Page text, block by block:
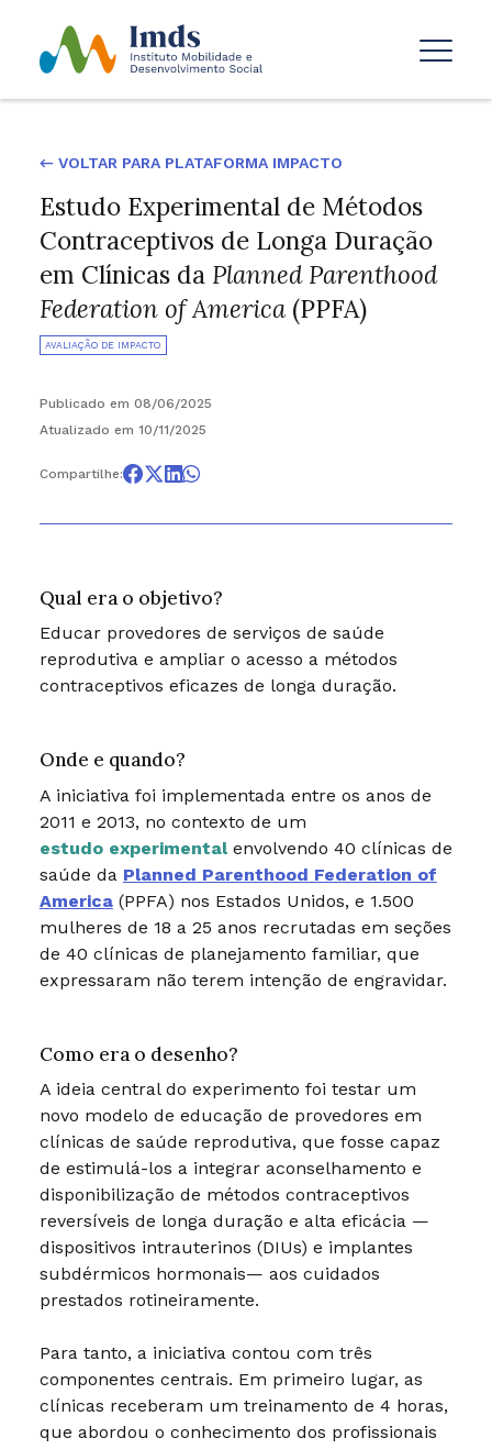
← VOLTAR PARA PLATAFORMA IMPACTO
Estudo Experimental de Métodos
Contraceptivos de Longa Duração
em Clínicas da Planned Parenthood
Federation of America(PPFA)
AVALIAÇÃO DE IMPACTO
Publicado em 08/06/2025
Atualizado em 10/11/2025
Compartilhe:
Qual era o objetivo?
Educar provedores de serviços de saúde
reprodutiva e ampliar o acesso a métodos
contraceptivos eficazes de longa duração.
Onde e quando?
A iniciativa foi implementada entre os anos de
2011 e 2013, no contexto de um
estudo experimentalenvolvendo 40 clínicas de
saúde da Planned Parenthood Federation of
America(PPFA) nos Estados Unidos, e 1.500
mulheres de 18 a 25 anos recrutadas em seções
de 40 clínicas de planejamento familiar, que
expressaram não terem intenção de engravidar.
Como era o desenho?
A ideia central do experimento foi testar um
novo modelo de educação de provedores em
clínicas de saúde reprodutiva, que fosse capaz
de estimulá-los a integrar aconselhamento e
disponibilização de métodos contraceptivos
reversíveis de longa duração e alta eficácia —
dispositivos intrauterinos (DIUs) e implantes
subdérmicos hormonais— aos cuidados
prestados rotineiramente.
Para tanto, a iniciativa contou com três
componentes centrais. Em primeiro lugar, as
clínicas receberam um treinamento de 4 horas,
que abordou o conhecimento dos profissionais